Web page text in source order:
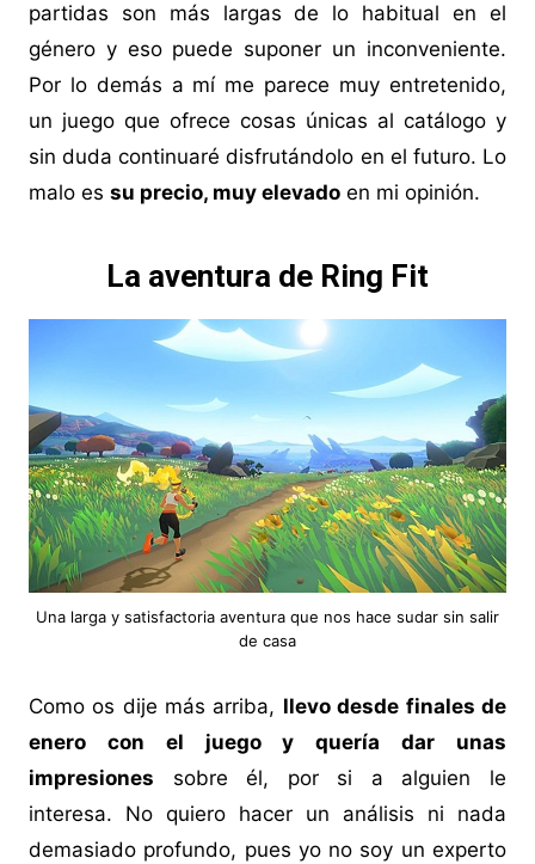
partidas son más largas de lo habitual en el
género y eso puede suponer un inconveniente.
Por lo demás a mí me parece muy entretenido,
un juego que ofrece cosas únicas al catálogo y
sin duda continuaré disfrutándolo en el futuro. Lo
malo es su precio, muy elevadoen mi opinión.
La aventura de Ring Fit
Una larga y satisfactoria aventura que nos hace sudar sin salir
de casa
Como os dije más arriba, llevo desde finales de
enero con el juego y quería dar unas
impresiones sobre él, por si a alguien le
interesa. No quiero hacer un análisis ni nada
demasiado profundo, pues yo no soy un experto